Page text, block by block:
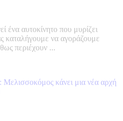
ένα αυτοκίνητο που μυρίζει
καταλήγουμε να αγοράζουμε
περιέχουν ...
Μελισσοκόμος κάνει μια νέα αρχή